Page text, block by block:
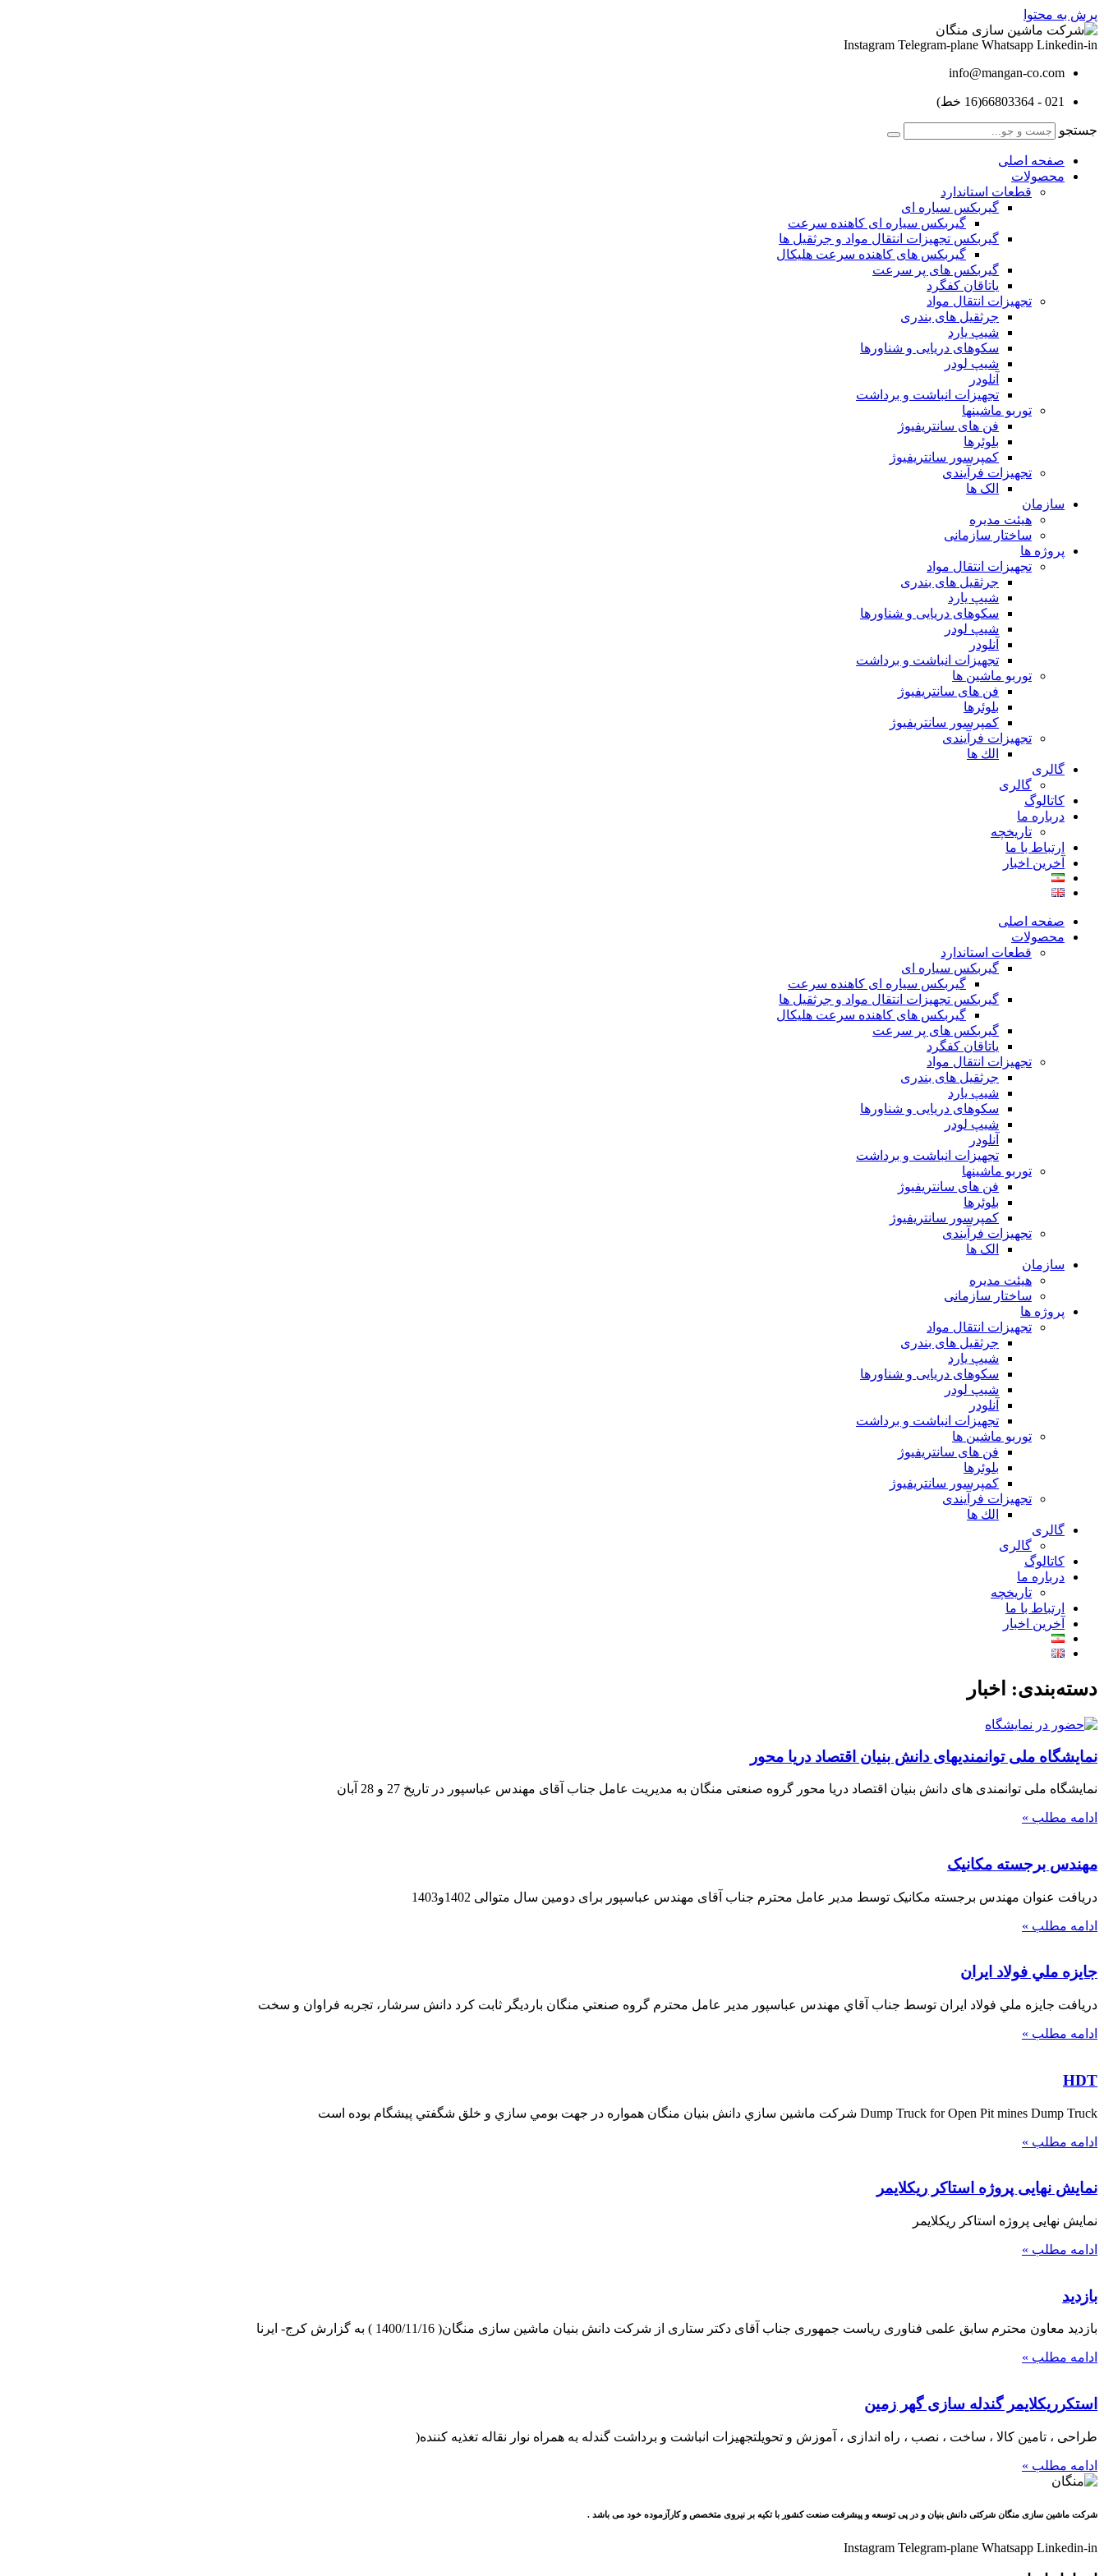
پرش به محتوا
Instagram Telegram-plane Whatsapp Linkedin-in
info@mangan-co.com
021 - 66803364(16 خط)
جستجو
صفحه اصلی
محصولات
قطعات استاندارد
گيربكس سياره ای
گيربكس سياره ای كاهنده سرعت
گيربكس تجهيزات انتقال مواد و جرثقيل ها
گيربكس های كاهنده سرعت هليكال
گيربكس های پر سرعت
ياتاقان كفگرد
تجهیزات انتقال مواد
جرثقیل های بندری
شیپ یارد
سکوهای دریایی و شناورها
شیپ لودر
آنلودر
تجهیزات انباشت و برداشت
توربو ماشینها
فن های سانتریفیوژ
بلوئرها
کمپرسور سانتریفیوژ
تجهیزات فرآیندی
الک ها
سازمان
هيئت مديره
ساختار سازمانی
پروژه ها
تجهيزات انتقال مواد
جرثقيل های بندری
شيپ يارد
سكوهای دريايی و شناورها
شيپ لودر
آنلودر
تجهيزات انباشت و برداشت
توربو ماشين ها
فن های سانتريفيوژ
بلوئرها
کمپرسور سانتریفیوژ
تجهیزات فرآیندی
الك ها
گالری
گالری
کاتالوگ
درباره ما
تاريخچه
ارتباط با ما
آخرین اخبار
صفحه اصلی
محصولات
قطعات استاندارد
گيربكس سياره ای
گيربكس سياره ای كاهنده سرعت
گيربكس تجهيزات انتقال مواد و جرثقيل ها
گيربكس های كاهنده سرعت هليكال
گيربكس های پر سرعت
ياتاقان كفگرد
تجهیزات انتقال مواد
جرثقیل های بندری
شیپ یارد
سکوهای دریایی و شناورها
شیپ لودر
آنلودر
تجهیزات انباشت و برداشت
توربو ماشینها
فن های سانتریفیوژ
بلوئرها
کمپرسور سانتریفیوژ
تجهیزات فرآیندی
الک ها
سازمان
هيئت مديره
ساختار سازمانی
پروژه ها
تجهيزات انتقال مواد
جرثقيل های بندری
شيپ يارد
سكوهای دريايی و شناورها
شيپ لودر
آنلودر
تجهيزات انباشت و برداشت
توربو ماشين ها
فن های سانتريفيوژ
بلوئرها
کمپرسور سانتریفیوژ
تجهیزات فرآیندی
الك ها
گالری
گالری
کاتالوگ
درباره ما
تاريخچه
ارتباط با ما
آخرین اخبار
دسته‌بندی: اخبار
نمایشگاه ملی توانمندیهای دانش بنیان اقتصاد دریا محور
نمایشگاه ملی توانمندی های دانش بنیان اقتصاد دریا محور گروه صنعتی منگان به مدیریت عامل جناب آقای مهندس عباسپور در تاریخ 27 و 28 آبان
ادامه مطلب »
مهندس برجسته مکانیک
دریافت عنوان مهندس برجسته مکانیک توسط مدیر عامل محترم جناب آقای مهندس عباسپور برای دومین سال متوالی 1402و1403
ادامه مطلب »
جايزه ملي فولاد ايران
دريافت جايزه ملي فولاد ايران توسط جناب آقاي مهندس عباسپور مدير عامل محترم گروه صنعتي منگان بارديگر ثابت كرد دانش سرشار، تجربه فراوان و سخت
ادامه مطلب »
HDT
Dump Truck for Open Pit mines Dump Truck شركت ماشين سازي دانش بنيان منگان همواره در جهت بومي سازي و خلق شگفتي پيشگام بوده است
ادامه مطلب »
نمایش نهایی پروژه استاکر ریکلایمر
نمایش نهایی پروژه استاکر ریکلایمر
ادامه مطلب »
بازدید
بازدید معاون محترم سابق علمی فناوری ریاست جمهوری جناب آقای دکتر ستاری از شرکت دانش بنیان ماشین سازی منگان( 1400/11/16 ) به گزارش کرج- ایرنا
ادامه مطلب »
استكرريكلايمر گندله سازی گهر زمین
طراحی ، تامين كالا ، ساخت ، نصب ، راه اندازی ، آموزش و تحويلتجهيزات انباشت و برداشت گندله به همراه نوار نقاله تغذيه كننده(
ادامه مطلب »
شرکت ماشین سازی منگان شرکتی دانش بنیان و در پی توسعه و پیشرفت صنعت کشور با تکیه بر نیروی متخصص و کارآزموده خود می باشد .
Instagram Telegram-plane Whatsapp Linkedin-in